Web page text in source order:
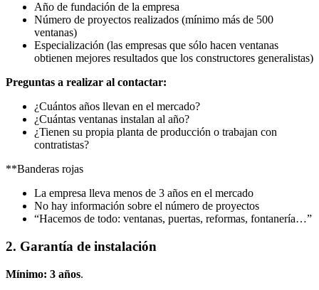
Año de fundación de la empresa
Número de proyectos realizados (mínimo más de 500
ventanas)
Especialización (las empresas que sólo hacen ventanas
obtienen mejores resultados que los constructores generalistas)
Preguntas a realizar al contactar:
¿Cuántos años llevan en el mercado?
¿Cuántas ventanas instalan al año?
¿Tienen su propia planta de producción o trabajan con
contratistas?
**Banderas rojas
La empresa lleva menos de 3 años en el mercado
No hay información sobre el número de proyectos
“Hacemos de todo: ventanas, puertas, reformas, fontanería…”
2. Garantía de instalación
Mínimo: 3 años.